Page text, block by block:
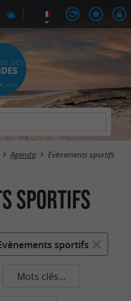
Agenda Evènements sportifs
sportifs
sportifs
Mots clés...